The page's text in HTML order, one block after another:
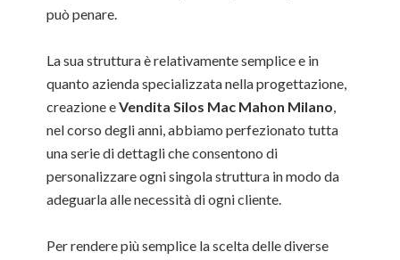
può penare.
La sua struttura è relativamente semplice e in
quanto azienda specializzata nella progettazione,
creazione eVendita Silos Mac Mahon Milano,
nel corso degli anni, abbiamo perfezionato tutta
una serie di dettagli che consentono di
personalizzare ogni singola struttura in modo da
adeguarla alle necessità di ogni cliente.
Per rendere più semplice la scelta delle diverse